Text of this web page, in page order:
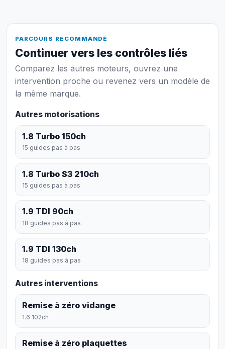
PARCOURS RECOMMANDÉ
Continuer vers les contrôles liés
Comparez les autres moteurs, ouvrez une
intervention proche ou revenez vers un modèle de
la même marque.
Autres motorisations
1.8 Turbo 150ch
15 guides pas à pas
1.8 Turbo S3 210ch
15 guides pas à pas
1.9 TDI 90ch
18 guides pas à pas
1.9 TDI 130ch
18 guides pas à pas
Autres interventions
Remise à zéro vidange
1.6 102ch
Remise à zéro plaquettes